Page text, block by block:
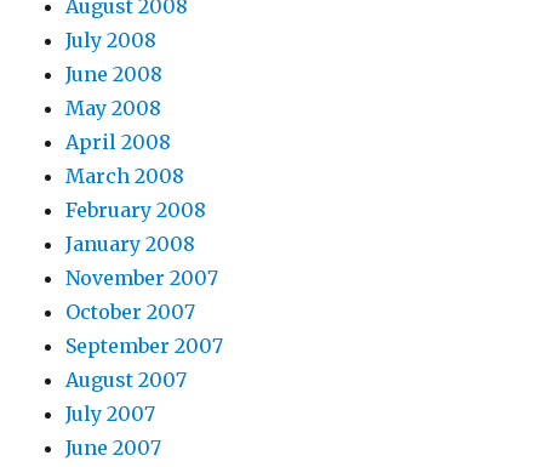
August 2008
July 2008
June 2008
May 2008
April 2008
March 2008
February 2008
January 2008
November 2007
October 2007
September 2007
August 2007
July 2007
June 2007